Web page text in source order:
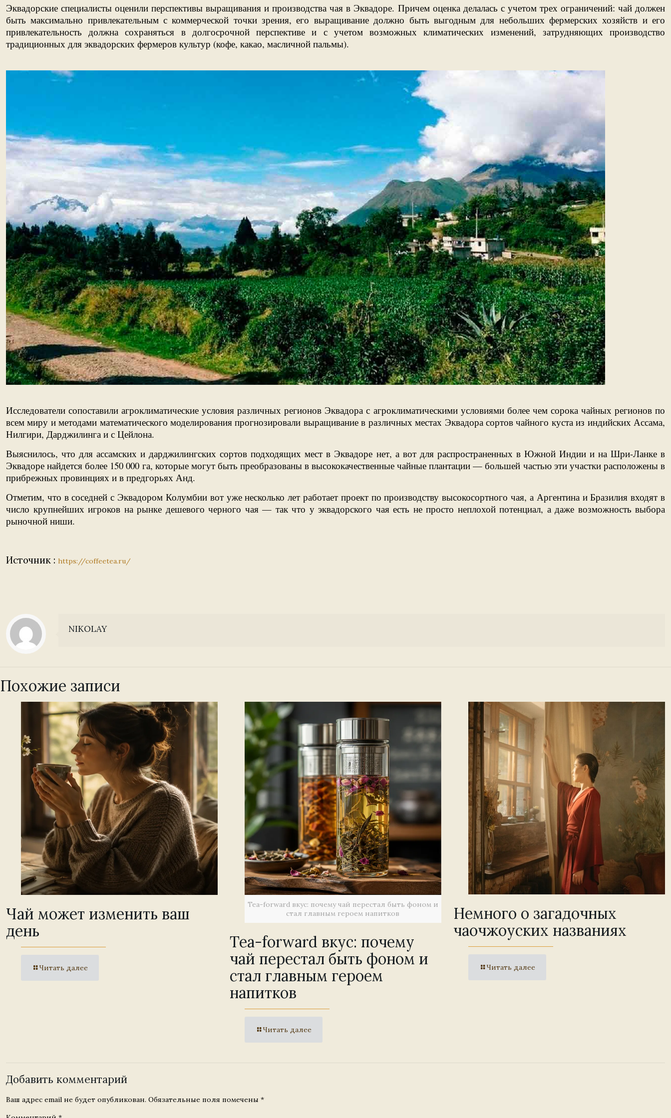
Эквадорские специалисты оценили перспективы выращивания и производства чая в Эквадоре. Причем оценка делалась с учетом трех ограничений: чай должен
быть максимально привлекательным с коммерческой точки зрения, его выращивание должно быть выгодным для небольших фермерских хозяйств и его
привлекательность должна сохраняться в долгосрочной перспективе и с учетом возможных климатических изменений, затрудняющих производство
традиционных для эквадорских фермеров культур (кофе, какао, масличной пальмы).
Исследователи сопоставили агроклиматические условия различных регионов Эквадора с агроклиматическими условиями более чем сорока чайных регионов по
всем миру и методами математического моделирования прогнозировали выращивание в различных местах Эквадора сортов чайного куста из индийских Ассама,
Нилгири, Дарджилинга и с Цейлона.
Выяснилось, что для ассамских и дарджилингских сортов подходящих мест в Эквадоре нет, а вот для распространенных в Южной Индии и на Шри-Ланке в
Эквадоре найдется более 150 000 га, которые могут быть преобразованы в высококачественные чайные плантации — большей частью эти участки расположены в
прибрежных провинциях и в предгорьях Анд.
Отметим, что в соседней с Эквадором Колумбии вот уже несколько лет работает проект по производству высокосортного чая, а Аргентина и Бразилия входят в
число крупнейших игроков на рынке дешевого черного чая — так что у эквадорского чая есть не просто неплохой потенциал, а даже возможность выбора
рыночной ниши.
Источник : https://coffeetea.ru/
NIKOLAY
Похожие записи
Чай может изменить ваш
день
Читать далее
Tea-forward вкус: почему чай перестал быть фоном и
стал главным героем напитков
Tea-forward вкус: почему
чай перестал быть фоном и
стал главным героем
напитков
Читать далее
Немного о загадочных
чаочжоуских названиях
Читать далее
Добавить комментарий
Ваш адрес email не будет опубликован. Обязательные поля помечены *